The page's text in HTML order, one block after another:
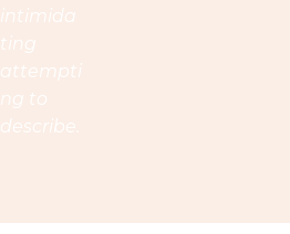
intimida
ting
attempti
ng to
describe.